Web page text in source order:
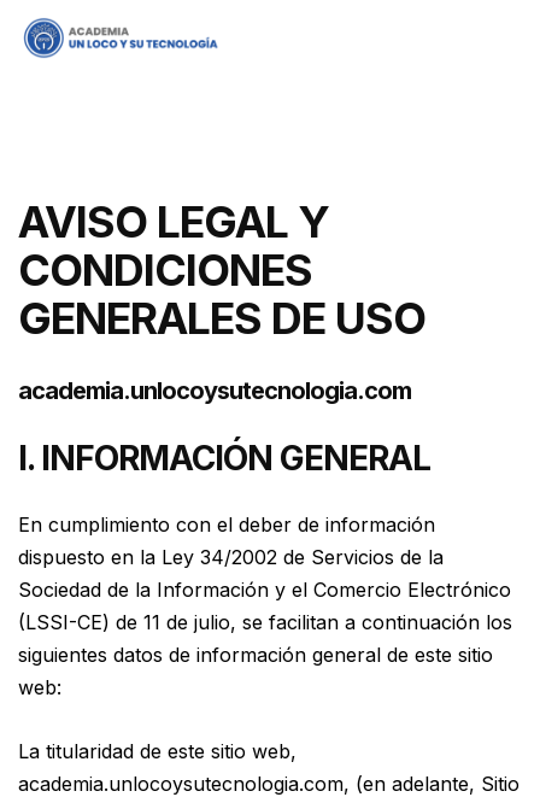
AVISO LEGAL Y
CONDICIONES
GENERALES DE USO
academia.unlocoysutecnologia.com
I. INFORMACIÓN GENERAL
En cumplimiento con el deber de información
dispuesto en la Ley 34/2002 de Servicios de la
Sociedad de la Información y el Comercio Electrónico
(LSSI-CE) de 11 de julio, se facilitan a continuación los
siguientes datos de información general de este sitio
web:
La titularidad de este sitio web,
academia.unlocoysutecnologia.com, (en adelante, Sitio